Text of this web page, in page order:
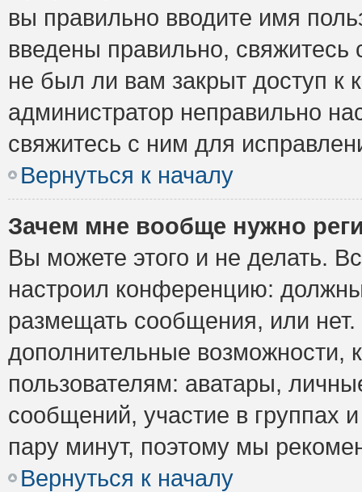
вы правильно вводите имя
введены правильно,
не был ли вам закрыт доступ к
администратор неправильно
свяжитесь с ним для
Вернуться к началу
Зачем мне вообще нужно
Вы можете этого и не делать.
настроил конференцию:
размещать сообщения, или
дополнительные возможности,
пользователям: аватары,
сообщений, участие в группах
пару минут, поэтому мы
Вернуться к началу